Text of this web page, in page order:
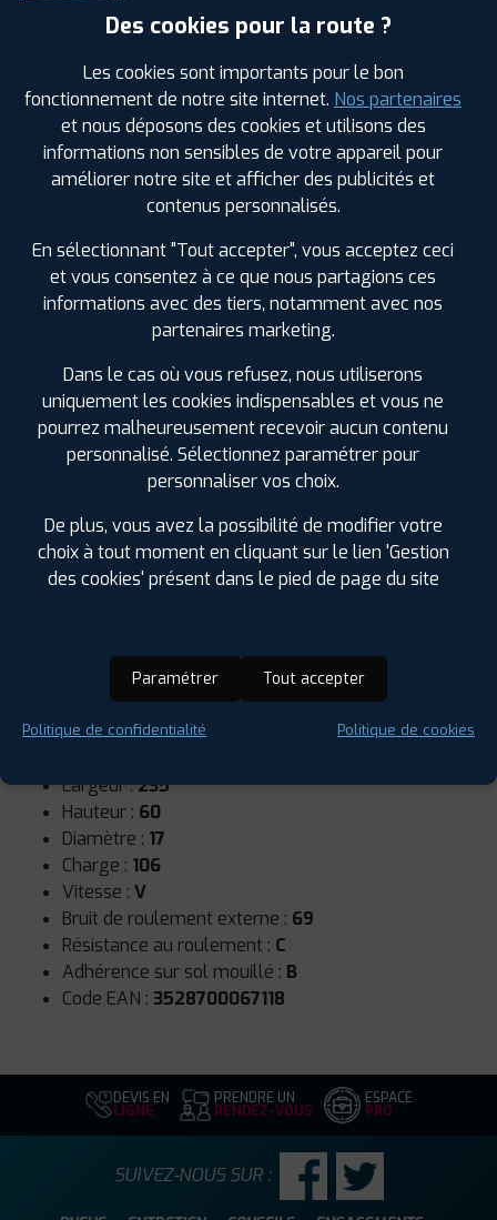
SPÉCIFICATIONS AVIS CLIENTS ÉTIQUETAGE
Saison :4 Saisons
Largeur :235
Hauteur : 60
Diamètre : 17
Charge : 106
Vitesse : V
Bruit de roulement externe : 69
Résistance au roulement : C
Adhérence sur sol mouillé : B
Code EAN : 3528700067118
DEVIS EN
LIGNE
PRENDRE UN
RENDEZ-VOUS
ESPACE
PRO
SUIVEZ-NOUS SUR :
Des cookies pour la route ?
Les cookies sont importants pour le bon
fonctionnement de notre site internet. Nos partenaires
et nous déposons des cookies et utilisons des
informations non sensibles de votre appareil pour
améliorer notre site et afficher des publicités et
contenus personnalisés.
En sélectionnant "Tout accepter", vous acceptez ceci
et vous consentez à ce que nous partagions ces
informations avec des tiers, notamment avec nos
partenaires marketing.
Dans le cas où vous refusez, nous utiliserons
uniquement les cookies indispensables et vous ne
pourrez malheureusement recevoir aucun contenu
personnalisé. Sélectionnez paramétrer pour
personnaliser vos choix.
De plus, vous avez la possibilité de modifier votre
choix à tout moment en cliquant sur le lien 'Gestion
des cookies' présent dans le pied de page du site
Paramétrer Tout accepter
Politique de confidentialité Politique de cookies